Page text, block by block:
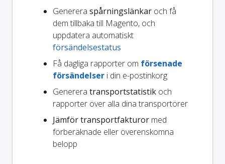
Generera spårningslänkar och få
dem tillbaka till Magento, och
uppdatera automatiskt
försändelsestatus
Få dagliga rapporter om försenade
försändelser i din e-postinkorg
Generera transportstatistik och
rapporter över alla dina transportörer
Jämför transportfakturor med
förberäknade eller överenskomna
belopp